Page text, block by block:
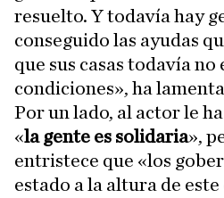
resuelto. Y todavía hay
conseguido las ayudas
que sus casas todavía
condiciones», ha
Por un lado, al actor le
«la gente es solidaria»,
entristece que «los
estado a la altura de este